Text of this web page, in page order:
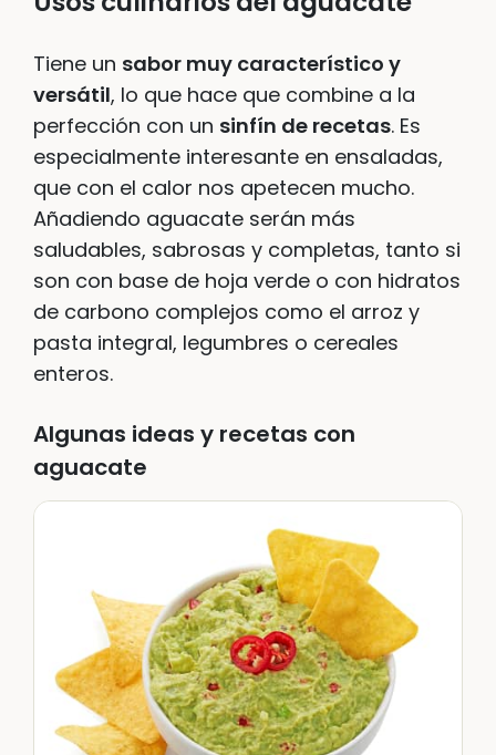
Tiene un sabor muy característico y
versátil, lo que hace que combine a la
perfección con un sinfín de recetas. Es
especialmente interesante en ensaladas,
que con el calor nos apetecen mucho.
Añadiendo aguacate serán más
saludables, sabrosas y completas, tanto si
son con base de hoja verde o con hidratos
de carbono complejos como el arroz y
pasta integral, legumbres o cereales
enteros.
Algunas ideas y recetas con
aguacate